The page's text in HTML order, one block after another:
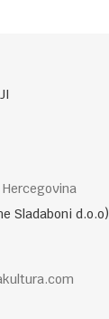
Sladaboni d.o.o)